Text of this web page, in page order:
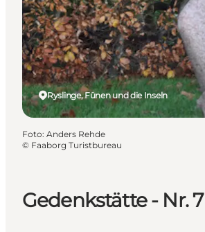
Gedenkstätte - Nr. 7
Ryslinge, Fünen und die Inseln
Foto: Anders Rehde
© Faaborg Turistbureau